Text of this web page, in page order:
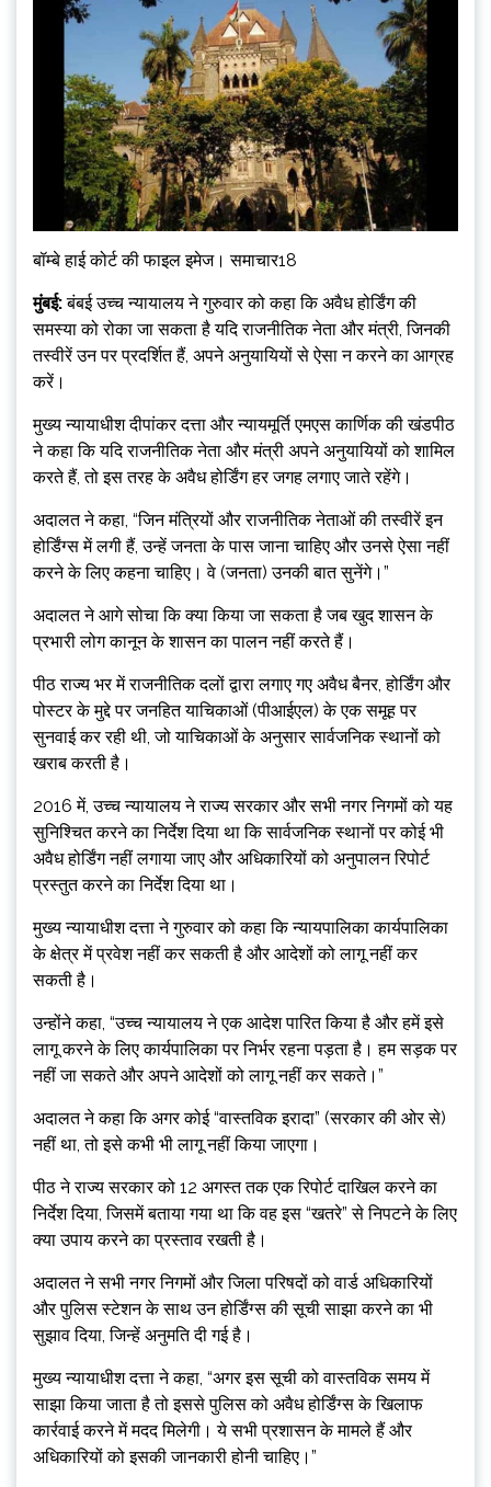
बॉम्बे हाई कोर्ट की फाइल इमेज। समाचार18
मुंबई:बंबई उच्च न्यायालय ने गुरुवार को कहा कि अवैध होर्डिंग की
समस्या को रोका जा सकता है यदि राजनीतिक नेता और मंत्री, जिनकी
तस्वीरें उन पर प्रदर्शित हैं, अपने अनुयायियों से ऐसा न करने का आग्रह
करें।
मुख्य न्यायाधीश दीपांकर दत्ता और न्यायमूर्ति एमएस कार्णिक की खंडपीठ
ने कहा कि यदि राजनीतिक नेता और मंत्री अपने अनुयायियों को शामिल
करते हैं, तो इस तरह के अवैध होर्डिंग हर जगह लगाए जाते रहेंगे।
अदालत ने कहा, “जिन मंत्रियों और राजनीतिक नेताओं की तस्वीरें इन
होर्डिंग्स में लगी हैं, उन्हें जनता के पास जाना चाहिए और उनसे ऐसा नहीं
करने के लिए कहना चाहिए। वे (जनता) उनकी बात सुनेंगे।”
अदालत ने आगे सोचा कि क्या किया जा सकता है जब खुद शासन के
प्रभारी लोग कानून के शासन का पालन नहीं करते हैं।
पीठ राज्य भर में राजनीतिक दलों द्वारा लगाए गए अवैध बैनर, होर्डिंग और
पोस्टर के मुद्दे पर जनहित याचिकाओं (पीआईएल) के एक समूह पर
सुनवाई कर रही थी, जो याचिकाओं के अनुसार सार्वजनिक स्थानों को
खराब करती है।
2016 में, उच्च न्यायालय ने राज्य सरकार और सभी नगर निगमों को यह
सुनिश्चित करने का निर्देश दिया था कि सार्वजनिक स्थानों पर कोई भी
अवैध होर्डिंग नहीं लगाया जाए और अधिकारियों को अनुपालन रिपोर्ट
प्रस्तुत करने का निर्देश दिया था।
मुख्य न्यायाधीश दत्ता ने गुरुवार को कहा कि न्यायपालिका कार्यपालिका
के क्षेत्र में प्रवेश नहीं कर सकती है और आदेशों को लागू नहीं कर
सकती है।
उन्होंने कहा, “उच्च न्यायालय ने एक आदेश पारित किया है और हमें इसे
लागू करने के लिए कार्यपालिका पर निर्भर रहना पड़ता है। हम सड़क पर
नहीं जा सकते और अपने आदेशों को लागू नहीं कर सकते।”
अदालत ने कहा कि अगर कोई “वास्तविक इरादा” (सरकार की ओर से)
नहीं था, तो इसे कभी भी लागू नहीं किया जाएगा।
पीठ ने राज्य सरकार को 12 अगस्त तक एक रिपोर्ट दाखिल करने का
निर्देश दिया, जिसमें बताया गया था कि वह इस “खतरे” से निपटने के लिए
क्या उपाय करने का प्रस्ताव रखती है।
अदालत ने सभी नगर निगमों और जिला परिषदों को वार्ड अधिकारियों
और पुलिस स्टेशन के साथ उन होर्डिंग्स की सूची साझा करने का भी
सुझाव दिया, जिन्हें अनुमति दी गई है।
मुख्य न्यायाधीश दत्ता ने कहा, “अगर इस सूची को वास्तविक समय में
साझा किया जाता है तो इससे पुलिस को अवैध होर्डिंग्स के खिलाफ
कार्रवाई करने में मदद मिलेगी। ये सभी प्रशासन के मामले हैं और
अधिकारियों को इसकी जानकारी होनी चाहिए।”